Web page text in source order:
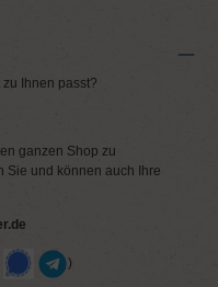
Ihnen passt?
ganzen Shop zu
Sie und können auch Ihre
)